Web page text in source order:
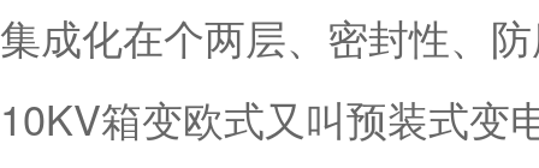
集成化在个两层、密封性、
10KV箱变欧式又叫预装式变